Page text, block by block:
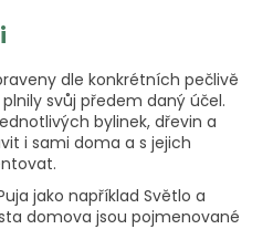
dle konkrétních pečlivě
svůj předem daný účel.
bylinek, dřevin a
i sami doma a s jejich
jako například Světlo a
domova jsou pojmenované